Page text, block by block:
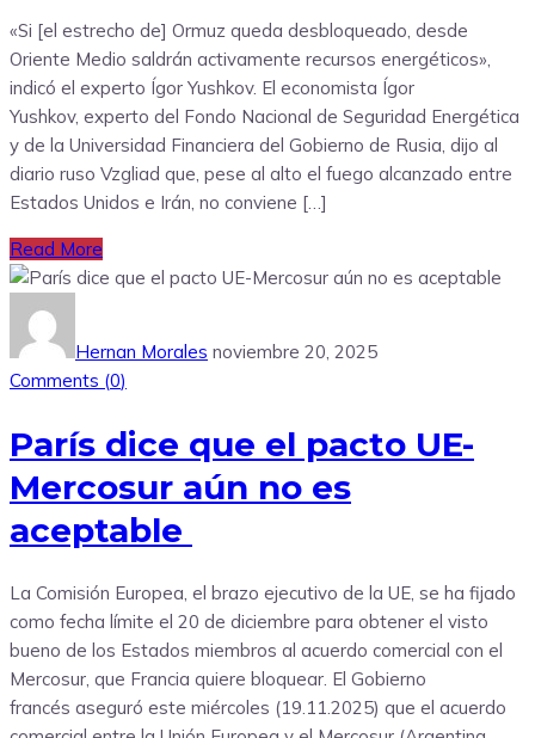
«Si [el estrecho de] Ormuz queda desbloqueado, desde
Oriente Medio saldrán activamente recursos energéticos»,
indicó el experto Ígor Yushkov. El economista Ígor
Yushkov, experto del Fondo Nacional de Seguridad Energética
y de la Universidad Financiera del Gobierno de Rusia, dijo al
diario ruso Vzgliad que, pese al alto el fuego alcanzado entre
Estados Unidos e Irán, no conviene […]
Read More
Hernan Morales noviembre 20, 2025
Comments (0)
París dice que el pacto UE-
Mercosur aún no es
aceptable
La Comisión Europea, el brazo ejecutivo de la UE, se ha fijado
como fecha límite el 20 de diciembre para obtener el visto
bueno de los Estados miembros al acuerdo comercial con el
Mercosur, que Francia quiere bloquear. El Gobierno
francés aseguró este miércoles (19.11.2025) que el acuerdo